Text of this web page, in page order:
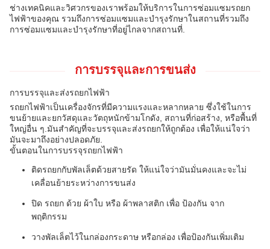
ช่างเทคนิคและวิศวกรของเราพร้อมให้บริการในการซ่อมแซมรถยก
ไฟฟ้าของคุณ รวมถึงการซ่อมแซมและบํารุงรักษาในสถานที่รวมถึง
การซ่อมแซมและบํารุงรักษาที่อยู่ไกลจากสถานที่.
การบรรจุและการขนส่ง
การบรรจุและส่งรถยกไฟฟ้า
รถยกไฟฟ้าเป็นเครื่องจักรที่มีความแรงและหลากหลาย ซึ่งใช้ในการ
ขนย้ายและยกวัสดุและวัตถุหนักข้ามโกดัง, สถานที่ก่อสร้าง, หรือพื้นที่
ใหญ่อื่น ๆ.มันสําคัญที่จะบรรจุและส่งรถยกให้ถูกต้อง เพื่อให้แน่ใจว่า
มันจะมาถึงอย่างปลอดภัย.
ขั้นตอนในการบรรจุรถยกไฟฟ้า
ติดรถยกกับพัลเล็ตด้วยสายรัด ให้แน่ใจว่ามันมั่นคงและจะไม่
เคลื่อนย้ายระหว่างการขนส่ง
ปิด รถยก ด้วย ผ้าใบ หรือ ผ้าพลาสติก เพื่อ ป้องกัน จาก
พฤติกรรม
วางพัลเล็ตไว้ในกล่องกระดาษ หรือกล่อง เพื่อป้องกันเพิ่มเติม